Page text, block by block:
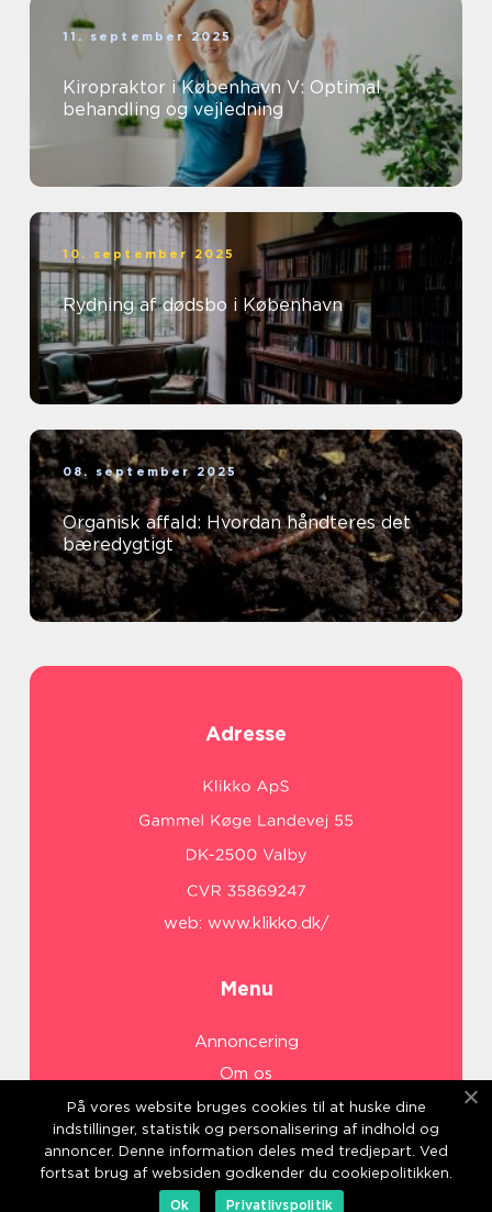
11. september 2025
Kiropraktor i København V: Optimal
behandling og vejledning
10. september 2025
Rydning af dødsbo i København
08. september 2025
Organisk affald: Hvordan håndteres det
bæredygtigt
Adresse
web: www.klikko.dk/
Menu
Annoncering
Om os
Cookies
Kontakt os
Sitemap
På vores website bruges cookies til at huske dine
indstillinger, statistik og personalisering af indhold og
annoncer. Denne information deles med tredjepart. Ved
fortsat brug af websiden godkender du cookiepolitikken.
Ok
Privatlivspolitik